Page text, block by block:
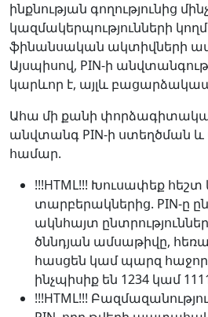
ինքնության գողությունից
կազմակերպությունների
ֆինանսական ակտիվների
Այսպիսով, PIN-ի
կարևոր է, այլև
Ահա մի քանի
անվտանգ PIN-ի ստեղծման
համար.
!!!HTML!!! Խուսափեք հեշտ
տարբերակներից. PIN-ը
ակնհայտ
ծննդյան ամսաթիվը,
հասցեն կամ պարզ
ինչպիսիք են 1234 կամ
!!!HTML!!!